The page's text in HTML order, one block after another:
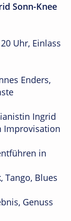
Sonn-Knee
Uhr, Einlass
Enders,
Ingrid
Improvisation
in
Tango, Blues
Genuss